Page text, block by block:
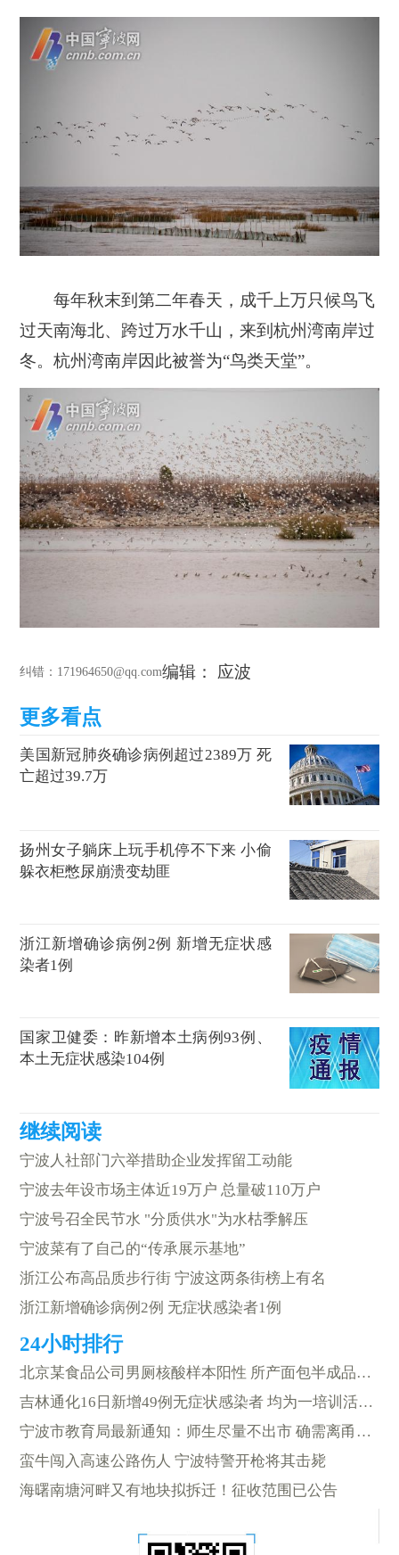
每年秋末到第二年春天，成千上万只候鸟飞
过天南海北、跨过万水千山，来到杭州湾南岸过
冬。杭州湾南岸因此被誉为“鸟类天堂”。
纠错 ：171964650@qq.com编辑： 应波
美国新冠肺炎确诊病例超过2389万 死
亡超过39.7万
扬州女子躺床上玩手机停不下来 小偷
躲衣柜憋尿崩溃变劫匪
浙江新增确诊病例2例 新增无症状感
染者1例
国家卫健委：昨新增本土病例93例、
本土无症状感染104例
宁波人社部门六举措助企业发挥留工动能
宁波去年设市场主体近19万户 总量破110万户
宁波号召全民节水 "分质供水"为水枯季解压
宁波菜有了自己的“传承展示基地”
浙江公布高品质步行街 宁波这两条街榜上有名
浙江新增确诊病例2例 无症状感染者1例
北京某食品公司男厕核酸样本阳性 所产面包半成品流入宿迁
吉林通化16日新增49例无症状感染者 均为一培训活动密接、次密接
宁波市教育局最新通知：师生尽量不出市 确需离甬须报告
蛮牛闯入高速公路伤人 宁波特警开枪将其击毙
海曙南塘河畔又有地块拟拆迁！征收范围已公告